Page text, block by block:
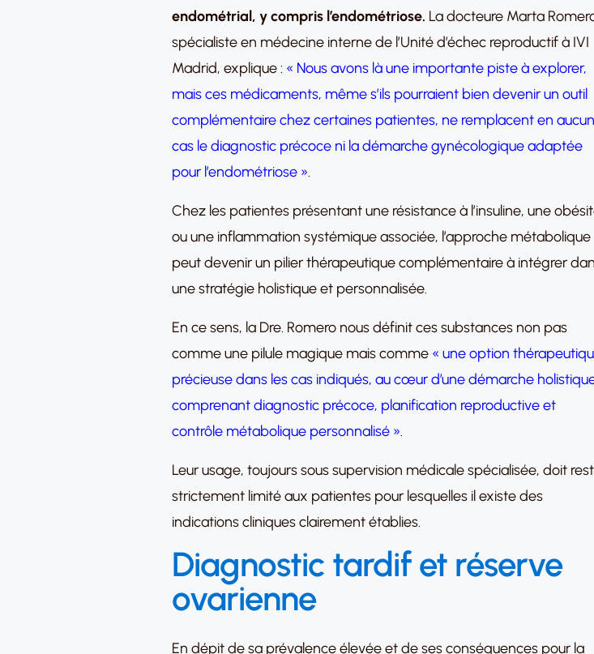
endométrial, y compris l’endométriose. La docteure Marta
spécialiste en médecine interne de l’Unité d’échec reproductif à IVI
Madrid, explique : « Nous avons là une importante piste à explorer,
mais ces médicaments, même s’ils pourraient bien devenir un outil
complémentaire chez certaines patientes, ne remplacent en aucun
cas le diagnostic précoce ni la démarche gynécologique adaptée
pour l’endométriose ».
Chez les patientes présentant une résistance à l’insuline, une
ou une inflammation systémique associée, l’approche métabolique
peut devenir un pilier thérapeutique complémentaire à intégrer
une stratégie holistique et personnalisée.
En ce sens, la Dre. Romero nous définit ces substances non pas
comme une pilule magique mais comme « une option
précieuse dans les cas indiqués, au cœur d’une démarche
comprenant diagnostic précoce, planification reproductive et
contrôle métabolique personnalisé ».
Leur usage, toujours sous supervision médicale spécialisée, doit
strictement limité aux patientes pour lesquelles il existe des
indications cliniques clairement établies.
Diagnostic tardif et réserve
ovarienne
En dépit de sa prévalence élevée et de ses conséquences pour la